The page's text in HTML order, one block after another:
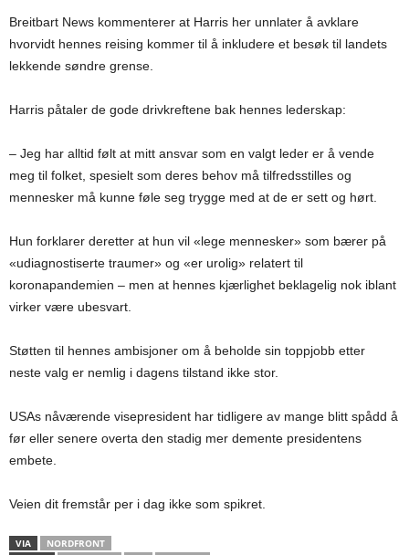
Breitbart News kommenterer at Harris her unnlater å avklare
hvorvidt hennes reising kommer til å inkludere et besøk til landets
lekkende søndre grense.
Harris påtaler de gode drivkreftene bak hennes lederskap:
– Jeg har alltid følt at mitt ansvar som en valgt leder er å vende
meg til folket, spesielt som deres behov må tilfredsstilles og
mennesker må kunne føle seg trygge med at de er sett og hørt.
Hun forklarer deretter at hun vil «lege mennesker» som bærer på
«udiagnostiserte traumer» og «er urolig» relatert til
koronapandemien – men at hennes kjærlighet beklagelig nok iblant
virker være ubesvart.
Støtten til hennes ambisjoner om å beholde sin toppjobb etter
neste valg er nemlig i dagens tilstand ikke stor.
USAs nåværende visepresident har tidligere av mange blitt spådd å
før eller senere overta den stadig mer demente presidentens
embete.
Veien dit fremstår per i dag ikke som spikret.
VIA
NORDFRONT